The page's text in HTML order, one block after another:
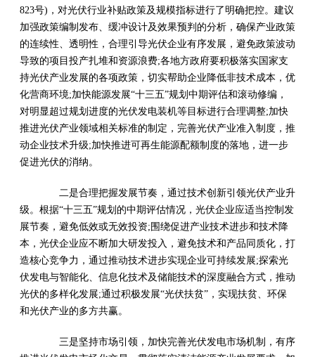
823号)，对光伏行业补贴政策及规模指标进行了明确把控。建议
加强政策编制发布、缓冲设计及效果预判的分析，确保产业政策
的连续性、透明性，合理引导光伏企业有序发展，避免政策波动
导致的项目投产扎堆和资源浪费;各地方政府要积极落实国家支
持光伏产业发展的各项政策，切实帮助企业降低非技术成本，优
化营商环境;加快能源发展“十三五”规划中期评估和滚动修编，
对明显超过规划进度的光伏发电装机等目标进行合理调整;加快
推进光伏产业领域相关标准的制定，完善光伏产业准入制度，推
动企业技术升级;加快推进可再生能源配额制度的落地，进一步
促进光伏的消纳。
二是合理把握发展节奏，通过技术创新引领光伏产业升
级。根据“十三五”规划的中期评估情况，光伏企业应适当控制发
展节奏，避免低效或无效投资;围绕促进产业技术进步和技术降
本，光伏企业应不断加大研发投入，避免技术和产品同质化，打
造核心竞争力，通过推动技术进步实现企业可持续发展;探索光
伏发电与智能化、信息化技术及储能技术的深度融合方式，推动
光伏的多样化发展;通过积极发展“光伏扶贫”，实现扶贫、环保
和光伏产业的多方共赢。
三是坚持市场引领，加快完善光伏发电市场机制，有序